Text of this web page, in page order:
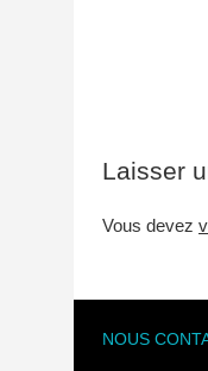
Laisser
Vous devez
NOUS